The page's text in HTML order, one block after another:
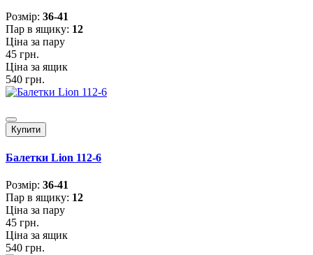
Розмiр: 36-41
Пар в ящику: 12
Ціна за пару
45 грн.
Ціна за ящик
540 грн.
Купити
Балетки Lion 112-6
Розмiр: 36-41
Пар в ящику: 12
Ціна за пару
45 грн.
Ціна за ящик
540 грн.